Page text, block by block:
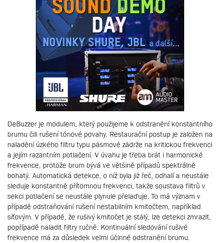
DeBuzzer je modulem, který použijeme k odstranění konstantního
brumu čili rušení tónové povahy. Restaurační postup je založen na
naladění úzkého filtru typu pásmové zádrže na kritickou frekvenci
a jejím razantním potlačení. V úvahu je třeba brát i harmonické
frekvence, protože brum bývá ve většině případů spektrálně
bohatý. Automatická detekce, o níž byla již řeč, odhalí a neustále
sleduje konstantně přítomnou frekvenci, takže soustava filtrů v
sekci potlačení se neustále plynule přelaďuje. To má význam v
případě odstraňování rušení nestabilním kmitočtem, například
síťovým. V případě, že rušivý kmitočet je stálý, lze detekci zmrazit,
popřípadě naladit filtry ručně. Kontinuální sledování rušivé
frekvence má za důsledek velmi účinné odstranění brumu.